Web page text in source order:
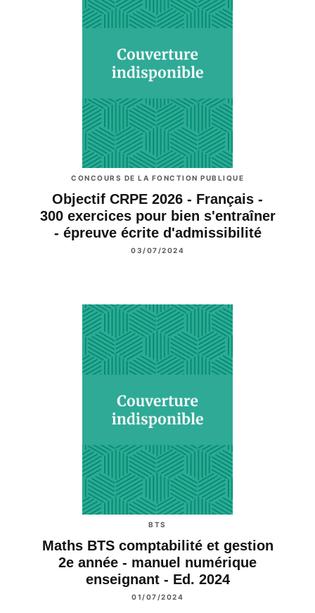
CONCOURS DE LA FONCTION PUBLIQUE
Objectif CRPE 2026 - Français -
300 exercices pour bien s'entraîner
- épreuve écrite d'admissibilité
03/07/2024
BTS
Maths BTS comptabilité et gestion
2e année - manuel numérique
enseignant - Ed. 2024
01/07/2024